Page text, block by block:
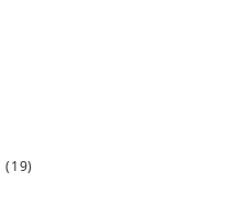
(19)